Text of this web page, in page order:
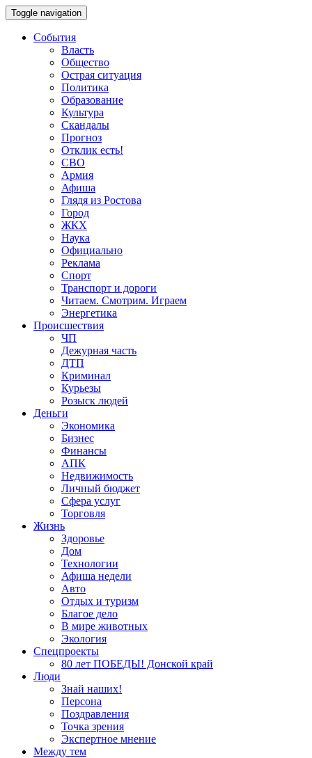
Toggle navigation
События
Власть
Общество
Острая ситуация
Политика
Образование
Культура
Скандалы
Прогноз
Отклик есть!
СВО
Армия
Афиша
Глядя из Ростова
Город
ЖКХ
Наука
Официально
Реклама
Спорт
Транспорт и дороги
Читаем. Смотрим. Играем
Энергетика
Происшествия
ЧП
Дежурная часть
ДТП
Криминал
Курьезы
Розыск людей
Деньги
Экономика
Бизнес
Финансы
АПК
Недвижимость
Личный бюджет
Сфера услуг
Торговля
Жизнь
Здоровье
Дом
Технологии
Афиша недели
Авто
Отдых и туризм
Благое дело
В мире животных
Экология
Спецпроекты
80 лет ПОБЕДЫ! Донской край
Люди
Знай наших!
Персона
Поздравления
Точка зрения
Экспертное мнение
Между тем